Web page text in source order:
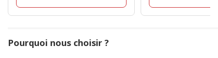
Pourquoi nous choisir ?